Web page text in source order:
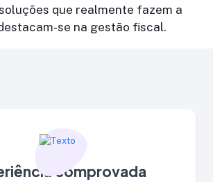
comprovada
que realmente fazem a
se na gestão fiscal.